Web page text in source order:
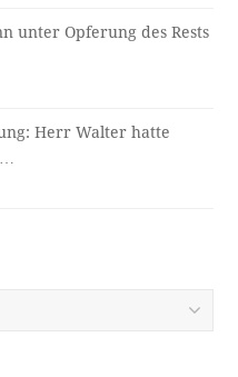
unter Opferung des Rests
Herr Walter hatte